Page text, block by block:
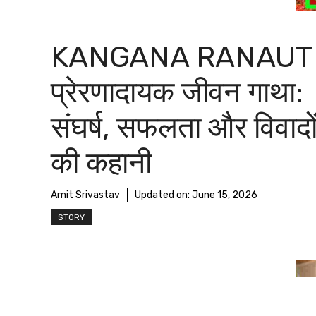
KANGANA
प्रेरणादायक जीवन गाथा:
संघर्ष, सफलता और
की कहानी
Amit Srivastav Updated on: June 15, 2026
STORY